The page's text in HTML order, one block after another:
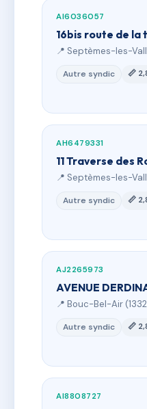
AI6036057
16bis route de la
📍 Septèmes-les-
Autre syndic 📏
AH6479331
11 Traverse des
📍 Septèmes-les-
Autre syndic 📏
AJ2265973
AVENUE
📍 Bouc-Bel-Air
Autre syndic 📏
AI8808727